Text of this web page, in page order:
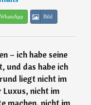
WhatsApp Bild
– ich habe seine
und das habe ich
liegt nicht im
Luxus, nicht im